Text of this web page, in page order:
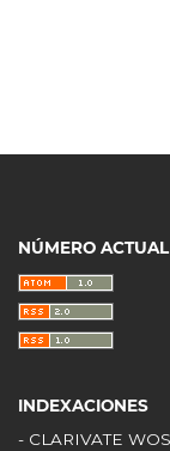
NÚMERO ACTUAL
INDEXACIONES
- CLARIVATE